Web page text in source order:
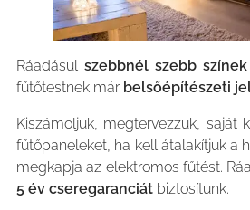
Ráadásulszebbnél szebb színek
fűtőtestnek már belsőépítészeti
Kiszámoljuk, megtervezzük, saját
fűtőpaneleket, ha kell átalakítjuk a
megkapja az elektromos fűtést.
5 év cseregaranciát biztosítunk.